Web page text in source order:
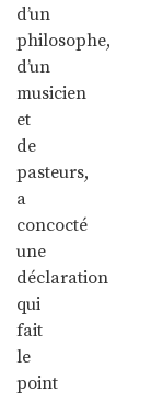
d’un
philosophe,
d’un
musicien
et
de
pasteurs,
a
concocté
une
déclaration
qui
fait
le
point